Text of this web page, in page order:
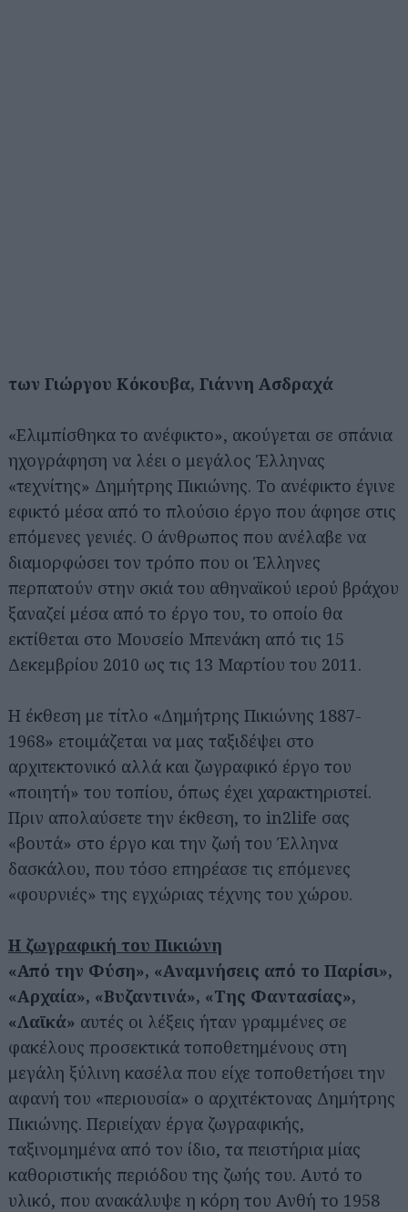
των Γιώργου Κόκουβα, Γιάννη Ασδραχά
«Ελιμπίσθηκα το ανέφικτο», ακούγεται σε σπάνια
ηχογράφηση να λέει ο μεγάλος Έλληνας
«τεχνίτης» Δημήτρης Πικιώνης. Το ανέφικτο έγινε
εφικτό μέσα από το πλούσιο έργο που άφησε στις
επόμενες γενιές. Ο άνθρωπος που ανέλαβε να
διαμορφώσει τον τρόπο που οι Έλληνες
περπατούν στην σκιά του αθηναϊκού ιερού βράχου
ξαναζεί μέσα από το έργο του, το οποίο θα
εκτίθεται στο Μουσείο Μπενάκη από τις 15
Δεκεμβρίου 2010 ως τις 13 Μαρτίου του 2011.
Η έκθεση με τίτλο «Δημήτρης Πικιώνης 1887-
1968» ετοιμάζεται να μας ταξιδέψει στο
αρχιτεκτονικό αλλά και ζωγραφικό έργο του
«ποιητή» του τοπίου, όπως έχει χαρακτηριστεί.
Πριν απολαύσετε την έκθεση, το in2life σας
«βουτά» στο έργο και την ζωή του Έλληνα
δασκάλου, που τόσο επηρέασε τις επόμενες
«φουρνιές» της εγχώριας τέχνης του χώρου.
Η ζωγραφική του Πικιώνη
«Από την Φύση», «Αναμνήσεις από το Παρίσι»,
«Αρχαία», «Βυζαντινά», «Της Φαντασίας»,
«Λαϊκά» αυτές οι λέξεις ήταν γραμμένες σε
φακέλους προσεκτικά τοποθετημένους στη
μεγάλη ξύλινη κασέλα που είχε τοποθετήσει την
αφανή του «περιουσία» ο αρχιτέκτονας Δημήτρης
Πικιώνης. Περιείχαν έργα ζωγραφικής,
ταξινομημένα από τον ίδιο, τα πειστήρια μίας
καθοριστικής περιόδου της ζωής του. Αυτό το
υλικό, που ανακάλυψε η κόρη του Ανθή το 1958